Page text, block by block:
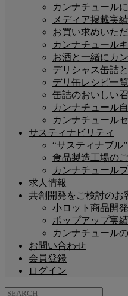
カンナチュール
メディア掲載実績
お買い求めいた
カンナチュール
お酒と一緒にカ
デリシャス缶詰
デリ缶レシピ一覧
缶詰のおいしい
カンナチュール
カンナチュール
サスティナビリティ
“サスティナブル
食品製造工場の
カンナチュール
求人情報
共創開発をご検討のお
小ロット商品開
ポップアップ実
カンナチュール
お問い合わせ
会員登録
ログイン